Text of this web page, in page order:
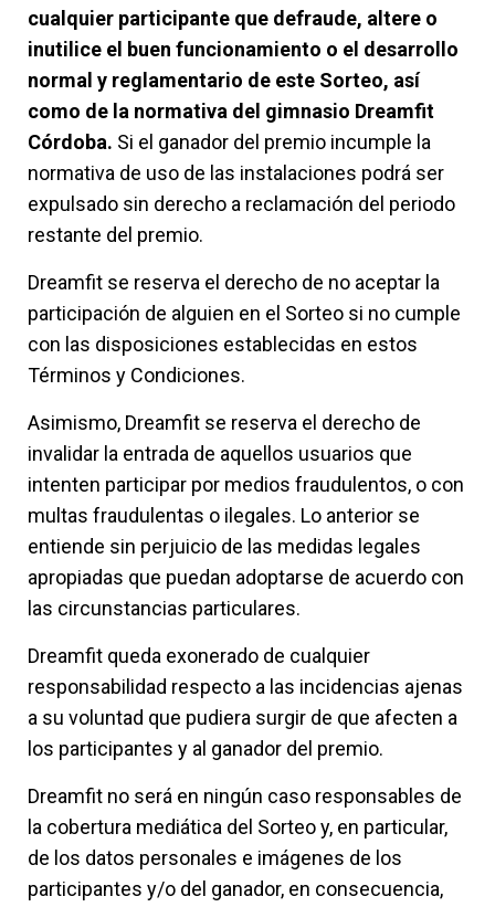
cualquier participante que defraude, altere o
inutilice el buen funcionamiento o el desarrollo
normal y reglamentario de este Sorteo, así
como de la normativa del gimnasio Dreamfit
Córdoba. Si el ganador del premio incumple la
normativa de uso de las instalaciones podrá ser
expulsado sin derecho a reclamación del periodo
restante del premio.
Dreamfit se reserva el derecho de no aceptar la
participación de alguien en el Sorteo si no cumple
con las disposiciones establecidas en estos
Términos y Condiciones.
Asimismo, Dreamfit se reserva el derecho de
invalidar la entrada de aquellos usuarios que
intenten participar por medios fraudulentos, o con
multas fraudulentas o ilegales. Lo anterior se
entiende sin perjuicio de las medidas legales
apropiadas que puedan adoptarse de acuerdo con
las circunstancias particulares.
Dreamfit queda exonerado de cualquier
responsabilidad respecto a las incidencias ajenas
a su voluntad que pudiera surgir de que afecten a
los participantes y al ganador del premio.
Dreamfit no será en ningún caso responsables de
la cobertura mediática del Sorteo y, en particular,
de los datos personales e imágenes de los
participantes y/o del ganador, en consecuencia,